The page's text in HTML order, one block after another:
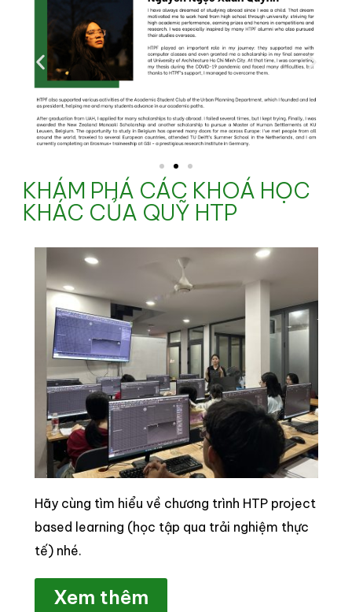
KHÁM PHÁ CÁC KHOÁ HỌC
KHÁC CỦA QUỸ HTP
Hãy cùng tìm hiểu về chương trình HTP project
based learning (học tập qua trải nghiệm thực
tế) nhé.
Xem thêm